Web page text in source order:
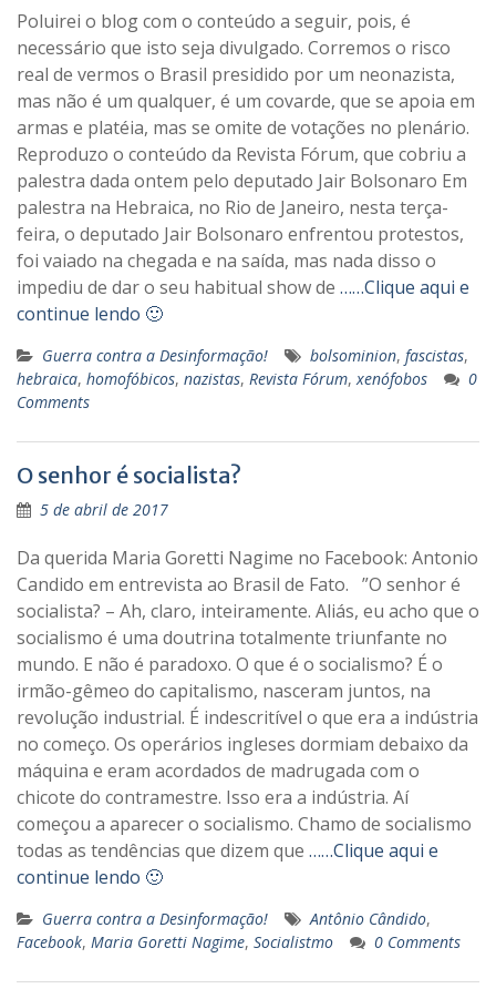
Poluirei o blog com o conteúdo a seguir, pois, é
necessário que isto seja divulgado. Corremos o risco
real de vermos o Brasil presidido por um neonazista,
mas não é um qualquer, é um covarde, que se apoia em
armas e platéia, mas se omite de votações no plenário.
Reproduzo o conteúdo da Revista Fórum, que cobriu a
palestra dada ontem pelo deputado Jair Bolsonaro Em
palestra na Hebraica, no Rio de Janeiro, nesta terça-
feira, o deputado Jair Bolsonaro enfrentou protestos,
foi vaiado na chegada e na saída, mas nada disso o
impediu de dar o seu habitual show de ……Clique aqui e
continue lendo 🙂
Guerra contra a Desinformação! bolsominion, fascistas,
hebraica, homofóbicos, nazistas, Revista Fórum,xenófobos
0
Comments
O senhor é socialista?
5 de abril de 2017
Da querida Maria Goretti Nagime no Facebook: Antonio
Candido em entrevista ao Brasil de Fato. ”O senhor é
socialista? – Ah, claro, inteiramente. Aliás, eu acho que o
socialismo é uma doutrina totalmente triunfante no
mundo. E não é paradoxo. O que é o socialismo? É o
irmão-gêmeo do capitalismo, nasceram juntos, na
revolução industrial. É indescritível o que era a indústria
no começo. Os operários ingleses dormiam debaixo da
máquina e eram acordados de madrugada com o
chicote do contramestre. Isso era a indústria. Aí
começou a aparecer o socialismo. Chamo de socialismo
todas as tendências que dizem que ……Clique aqui e
continue lendo 🙂
Guerra contra a Desinformação! Antônio Cândido,
Facebook, Maria Goretti Nagime, Socialistmo 0 Comments